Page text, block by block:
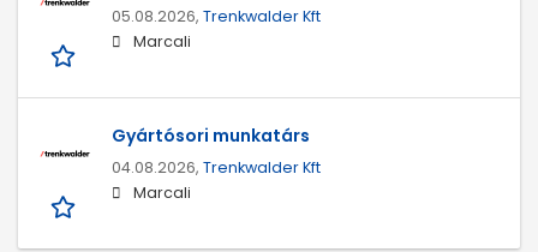
05.08.2026, Trenkwalder Kft
Marcali
Gyártósori munkatárs
04.08.2026, Trenkwalder Kft
Marcali